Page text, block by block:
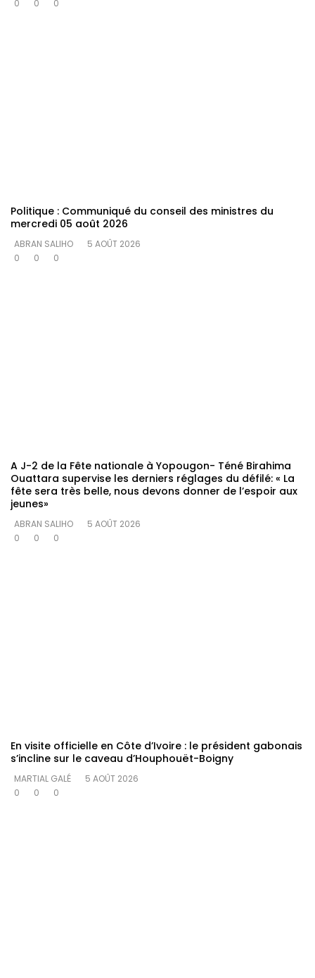
0 0 0
Politique : Communiqué du conseil des ministres du
mercredi 05 août 2026
ABRAN SALIHO
5 AOÛT 2026
0
0 0
A J-2 de la Fête nationale à Yopougon- Téné Birahima
Ouattara supervise les derniers réglages du défilé: « La
fête sera très belle, nous devons donner de l’espoir aux
jeunes»
ABRAN SALIHO
5 AOÛT 2026
0
0 0
En visite officielle en Côte d’Ivoire : le président gabonais
s’incline sur le caveau d’Houphouët-Boigny
MARTIAL GALÉ
5 AOÛT 2026
0
0 0